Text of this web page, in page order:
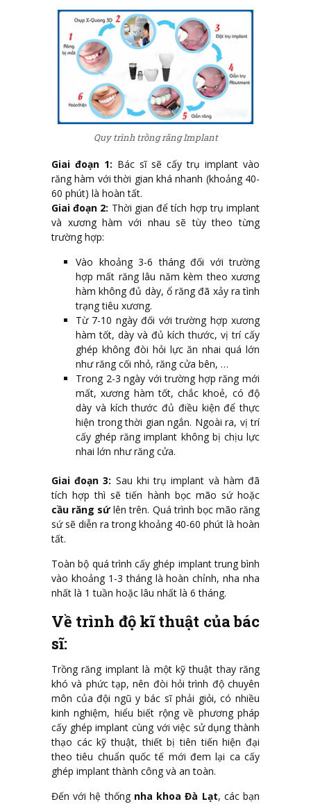
Quy trình trồng răng Implant
Giai đoạn 1: Bác sĩ sẽ cấy trụ implant vào
răng hàm với thời gian khá nhanh (khoảng 40-
60 phút) là hoàn tất.
Giai đoạn 2: Thời gian để tích hợp trụ implant
và xương hàm với nhau sẽ tùy theo từng
trường hợp:
Vào khoảng 3-6 tháng đối với trường
hợp mất răng lâu năm kèm theo xương
hàm không đủ dày, ổ răng đã xảy ra tình
trạng tiêu xương.
Từ 7-10 ngày đối với trường hợp xương
hàm tốt, dày và đủ kích thước, vị trí cấy
ghép không đòi hỏi lực ăn nhai quá lớn
như răng cối nhỏ, răng cửa bên, …
Trong 2-3 ngày với trường hợp răng mới
mất, xương hàm tốt, chắc khoẻ, có độ
dày và kích thước đủ điều kiện để thực
hiện trong thời gian ngắn. Ngoài ra, vị trí
cấy ghép răng implant không bị chịu lực
nhai lớn như răng cửa.
Giai đoạn 3: Sau khi trụ implant và hàm đã
tích hợp thì sẽ tiến hành bọc mão sứ hoặc
cầu răng sứlên trên. Quá trình bọc mão răng
sứ sẽ diễn ra trong khoảng 40-60 phút là hoàn
tất.
Toàn bộ quá trình cấy ghép implant trung bình
vào khoảng 1-3 tháng là hoàn chỉnh, nha nha
nhất là 1 tuần hoặc lâu nhất là 6 tháng.
Về trình độ kĩ thuật của bác
sĩ:
Trồng răng implant là một kỹ thuật thay răng
khó và phức tạp, nên đòi hỏi trình độ chuyên
môn của đội ngũ y bác sĩ phải giỏi, có nhiều
kinh nghiệm, hiểu biết rộng về phương pháp
cấy ghép implant cùng với việc sử dụng thành
thạo các kỹ thuật, thiết bị tiên tiến hiện đại
theo tiêu chuẩn quốc tế mới đem lại ca cấy
ghép implant thành công và an toàn.
Đến với hệ thống nha khoa Đà Lạt, các bạn